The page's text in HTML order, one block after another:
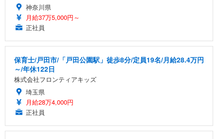
神奈川県
月給37万5,000円～
正社員
保育士/戸田市/「戸田公園駅」徒歩8分/定員19名/月給28.4万円
～/年休122日
株式会社フロンティアキッズ
埼玉県
月給28万4,000円
正社員